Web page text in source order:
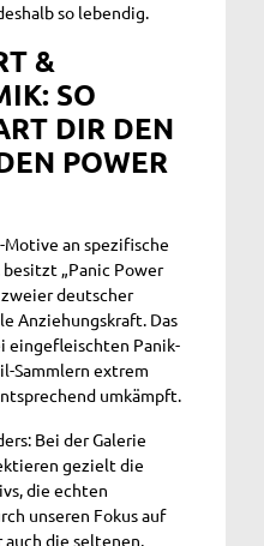
so lebendig.
&
SO
DIR DEN
POWER
an spezifische
„Panic Power
zweier deutscher
Anziehungskraft. Das
eingefleischten Panik-
Sammlern extrem
umkämpft.
Bei der Galerie
gezielt die
die echten
unseren Fokus auf
die seltenen,